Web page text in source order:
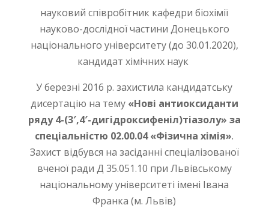
науковий співробітник кафедри біохімії
науково-дослідної частини Донецького
національного університету (до 30.01.2020),
кандидат хімічних наук
У березні 2016 р. захистила кандидатську
дисертацію на тему «Нові антиоксиданти
ряду 4-(3′,4′-дигідроксифеніл)тіазолу» за
спеціальністю 02.00.04 «Фізична хімія».
Захист відбувся на засіданні спеціалізованої
вченої ради Д 35.051.10 при Львівському
національному університеті імені Івана
Франка (м. Львів)